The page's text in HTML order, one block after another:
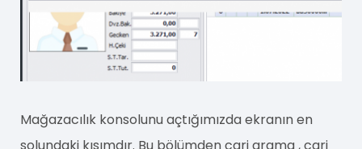
Mağazacılık konsolunu açtığımızda ekranın en